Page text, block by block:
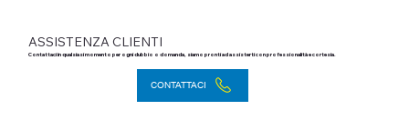
Contattaci in qualsiasi momento per ogni dubbio o domanda, siamo pronti ad assisterti con professionalità e cortesia.
CONTATTACI
ASSISTENZA CLIENTI